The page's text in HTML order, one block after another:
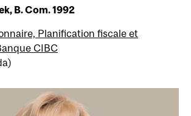
B. Com. 1992
Planification fiscale et
CIBC